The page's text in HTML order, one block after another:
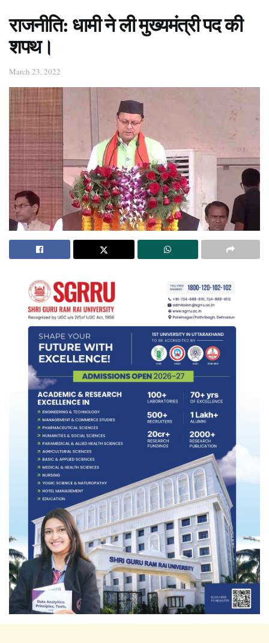
राजनीति: धामी ने ली मुख्यमंत्री पद की
शपथ।
March 23, 2022